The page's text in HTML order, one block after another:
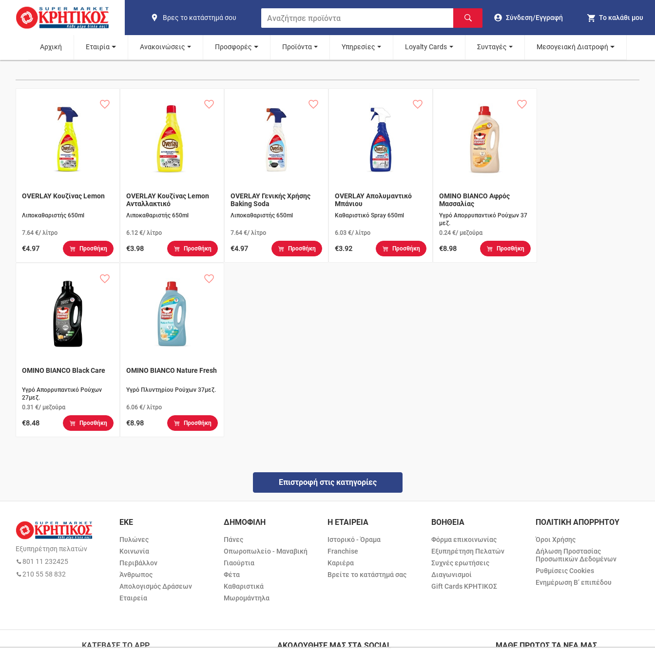
Βρες το κατάστημά σου Σύνδεση/Εγγραφή Το καλάθι μου
Αρχική Εταιρία Ανακοινώσεις Προσφορές Προϊόντα Υπηρεσίες Loyalty Cards Συνταγές Μεσογειακή Διατροφή
OVERLAY Κουζίνας Lemon
Λιποκαθαριστής 650ml
7.64 €/ λίτρο
€4.97 Προσθήκη
OVERLAY Κουζίνας Lemon
Ανταλλακτικό
Λιποκαθαριστής 650ml
6.12 €/ λίτρο
€3.98 Προσθήκη
OVERLAY Γενικής Χρήσης
Baking Soda
Λιποκαθαριστής 650ml
7.64 €/ λίτρο
€4.97 Προσθήκη
OVERLAY Απολυμαντικό
Μπάνιου
Καθαριστικό Spray 650ml
6.03 €/ λίτρο
€3.92 Προσθήκη
OMINO BIANCO Αφρός
Μασσαλίας
Υγρό Απορρυπαντικό Ρούχων 37
μεζ.
0.24 €/ μεζούρα
€8.98 Προσθήκη
OMINO BIANCO Black Care
Υγρό Απορρυπαντικό Ρούχων
27μεζ.
0.31 €/ μεζούρα
€8.48 Προσθήκη
OMINO BIANCO Nature Fresh
Υγρό Πλυντηρίου Ρούχων 37μεζ.
6.06 €/ λίτρο
€8.98 Προσθήκη
Επιστροφή στις κατηγορίες
Εξυπηρέτηση πελατών
801 11 232425
210 55 58 832
ΕΚΕ
Πυλώνες
Κοινωνία
Περιβάλλον
Άνθρωπος
Απολογισμός Δράσεων
Εταιρεία
ΔΗΜΟΦΙΛΗ
Πάνες
Οπωροπωλείο - Μαναβική
Γιαούρτια
Φέτα
Καθαριστικά
Μωρομάντηλα
Η ΕΤΑΙΡΕΙΑ
Ιστορικό - Όραμα
Franchise
Καριέρα
Βρείτε το κατάστημά σας
ΒΟΗΘΕΙΑ
Φόρμα επικοινωνίας
Εξυπηρέτηση Πελατών
Συχνές ερωτήσεις
Διαγωνισμοί
Gift Cards ΚΡΗΤΙΚΟΣ
ΠΟΛΙΤΙΚΗ ΑΠΟΡΡΗΤΟΥ
Όροι Χρήσης
Δήλωση Προστασίας
Προσωπικών Δεδομένων
Ρυθμίσεις Cookies
Ενημέρωση Β’ επιπέδου
ΚΑΤΕΒΑΣΕ ΤΟ APP ΑΚΟΛΟΥΘΗΣΕ ΜΑΣ ΣΤΑ SOCIAL ΜΑΘΕ ΠΡΩΤΟΣ ΤΑ ΝΕΑ ΜΑΣ